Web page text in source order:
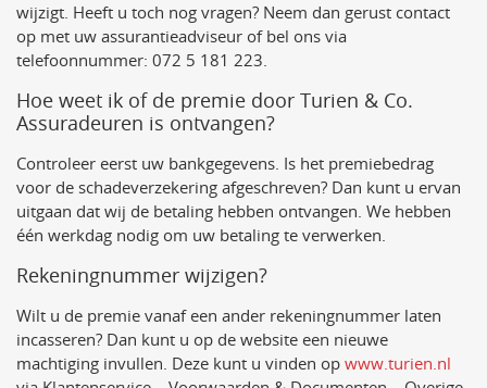
wijzigt. Heeft u toch nog vragen? Neem dan gerust contact
op met uw assurantieadviseur of bel ons via
telefoonnummer: 072 5 181 223.
Hoe weet ik of de premie door Turien & Co.
Assuradeuren is ontvangen?
Controleer eerst uw bankgegevens. Is het premiebedrag
voor de schadeverzekering afgeschreven? Dan kunt u ervan
uitgaan dat wij de betaling hebben ontvangen. We hebben
één werkdag nodig om uw betaling te verwerken.
Rekeningnummer wijzigen?
Wilt u de premie vanaf een ander rekeningnummer laten
incasseren? Dan kunt u op de website een nieuwe
machtiging invullen. Deze kunt u vinden op www.turien.nl